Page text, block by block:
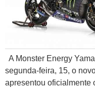
A Monster Energy
segunda-feira, 15, o
apresentou oficialmente